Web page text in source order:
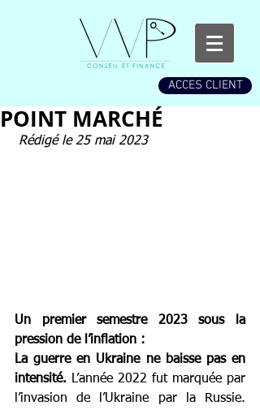
ACCES CLIENT
POINT MARCHÉ
Rédigé le 25 mai 2023
Un premier semestre 2023 sous la
pression de l’inflation :
La guerre en Ukraine ne baisse pas en
intensité. L’année 2022 fut marquée par
l’invasion de l’Ukraine par la Russie.